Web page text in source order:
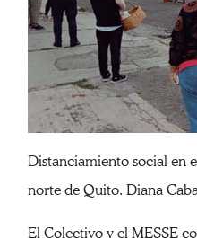
Distanciamiento social en
norte de Quito. Diana
El Colectivo y el MESSE